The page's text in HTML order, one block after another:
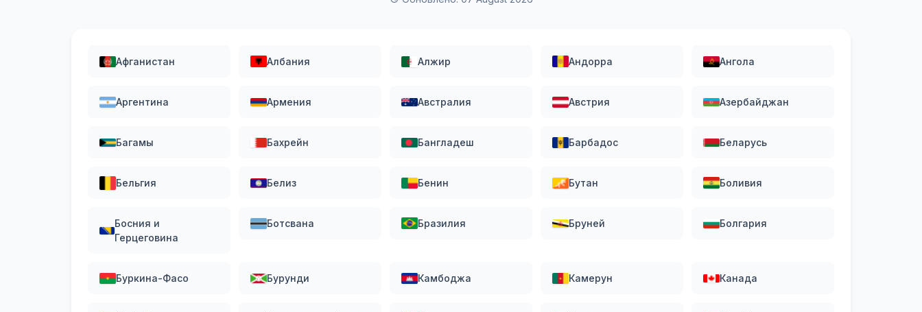
Афганистан Албания Алжир Андорра Ангола
Аргентина Армения Австралия Австрия Азербайджан
Багамы Бахрейн Бангладеш Барбадос Беларусь
Бельгия Белиз Бенин Бутан Боливия
Босния и
Герцеговина
Ботсвана Бразилия Бруней Болгария
Буркина-Фасо Бурунди Камбоджа Камерун Канада